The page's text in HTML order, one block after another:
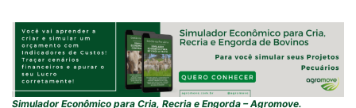
Simulador Econômico para Cria, Recria e Engorda – Agromove.